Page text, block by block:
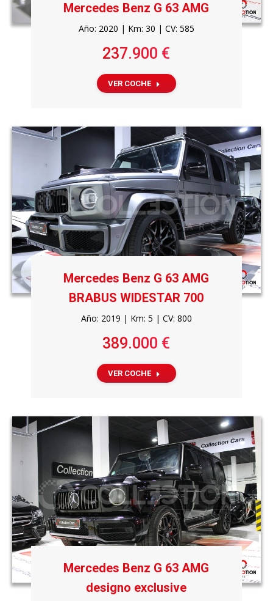
Mercedes Benz G 63 AMG
Año: 2020 | Km: 30 | CV: 585
237.900 €
VER COCHE
Mercedes Benz G 63 AMG
BRABUS WIDESTAR 700
Año: 2019 | Km: 5 | CV: 800
389.000 €
VER COCHE
Mercedes Benz G 63 AMG
designo exclusive